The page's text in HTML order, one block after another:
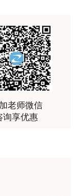
老师微信
询享优惠